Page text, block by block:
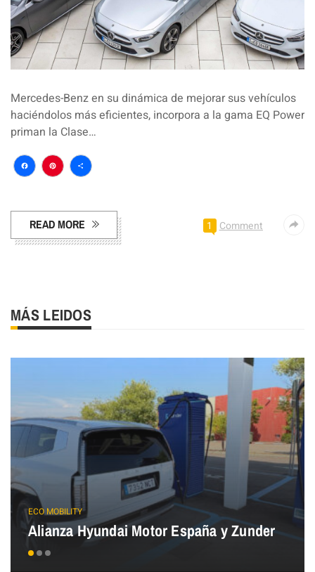
Mercedes-Benz en su dinámica de mejorar sus vehículos
haciéndolos más eficientes, incorpora a la gama EQ Power
priman la Clase…
Facebook
Pinterest
Compartir
READ MORE 1 Comment
MÁS LEIDOS
ECO MOBILITY
Alianza Hyundai Motor España y Zunder